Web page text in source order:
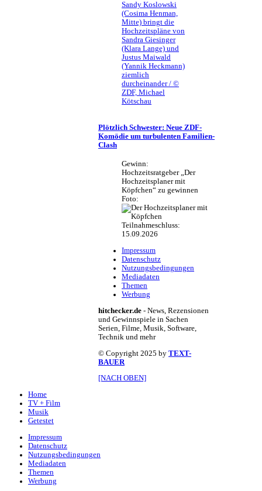
Sandy Koslowski
(Cosima Henman,
Mitte) bringt die
Hochzeitspläne von
Sandra Giesinger
(Klara Lange) und
Justus Maiwald
(Yannik Heckmann)
ziemlich
durcheinander / ©
ZDF, Michael
Kötschau
Plötzlich Schwester: Neue ZDF-
Komödie um turbulenten Familien-
Clash
Gewinn:
Hochzeitsratgeber „Der
Hochzeitsplaner mit
Köpfchen“ zu gewinnen
Foto:
Teilnahmeschluss:
15.09.2026
Impressum
Datenschutz
Nutzungsbedingungen
Mediadaten
Themen
Werbung
hitchecker.de - News, Rezensionen
und Gewinnspiele in Sachen
Serien, Filme, Musik, Software,
Technik und mehr
© Copyright 2025 by TEXT-
BAUER
[NACH OBEN]
Home
TV + Film
Musik
Getestet
Impressum
Datenschutz
Nutzungsbedingungen
Mediadaten
Themen
Werbung